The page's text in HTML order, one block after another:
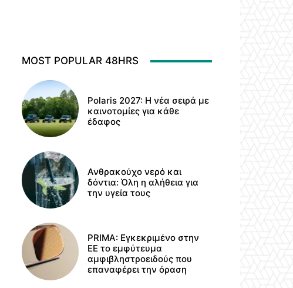
MOST POPULAR 48HRS
Polaris 2027: Η νέα σειρά με
καινοτομίες για κάθε
έδαφος
Ανθρακούχο νερό και
δόντια: Όλη η αλήθεια για
την υγεία τους
PRIMA: Εγκεκριμένο στην
ΕΕ το εμφύτευμα
αμφιβληστροειδούς που
επαναφέρει την όραση